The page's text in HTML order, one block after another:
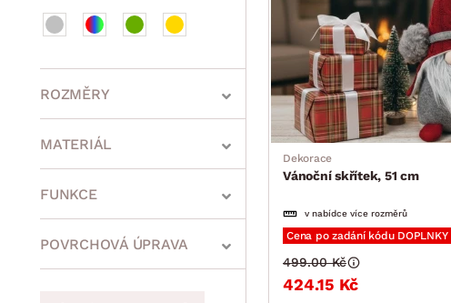
ROZMĚRY
min.
min. cm max. cm
MATERIÁL
FUNKCE
POVRCHOVÁ ÚPRAVA
Dekorace
Vánoční skřítek, 51 cm
v nabídce více rozměrů
Cena po zadání kódu DOPLNKY
424.15 Kč
499.00 Kč